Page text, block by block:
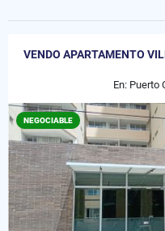
VENDO APARTAMENTO
En: Puerto
NEGOCIABLE